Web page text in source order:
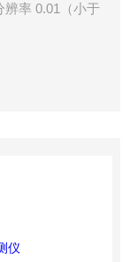
辨率 0.01（小于
温度补偿方式 Pt